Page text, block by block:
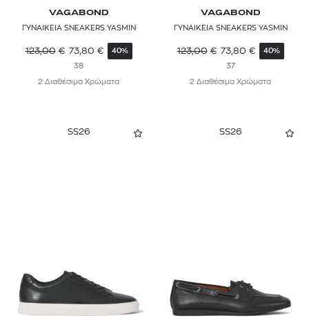
VAGABOND
ΓΥΝΑΙΚΕΙΑ SNEAKERS YASMIN
123,00 € 73,80 € 40%
38
2 Διαθέσιμα Χρώματα
VAGABOND
ΓΥΝΑΙΚΕΙΑ SNEAKERS YASMIN
123,00 € 73,80 € 40%
37
2 Διαθέσιμα Χρώματα
SS26 SS26